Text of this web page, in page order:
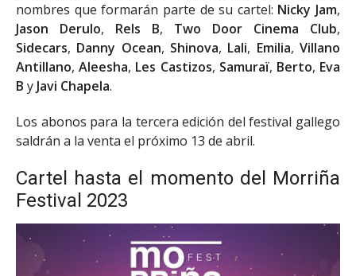
nombres que formarán parte de su cartel: Nicky Jam,
Jason Derulo, Rels B, Two Door Cinema Club,
Sidecars, Danny Ocean, Shinova, Lali, Emilia,Villano
Antillano,Aleesha, Les Castizos, Samuraï, Berto, Eva
B y Javi Chapela.
Los abonos para la tercera edición del festival gallego
saldrán a la venta el próximo 13 de abril.
Cartel hasta el momento del Morriña
Festival 2023